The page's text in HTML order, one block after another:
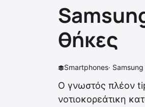
θήκες
Smartphones·
Ο γνωστός πλέον
νοτιοκορεάτικη